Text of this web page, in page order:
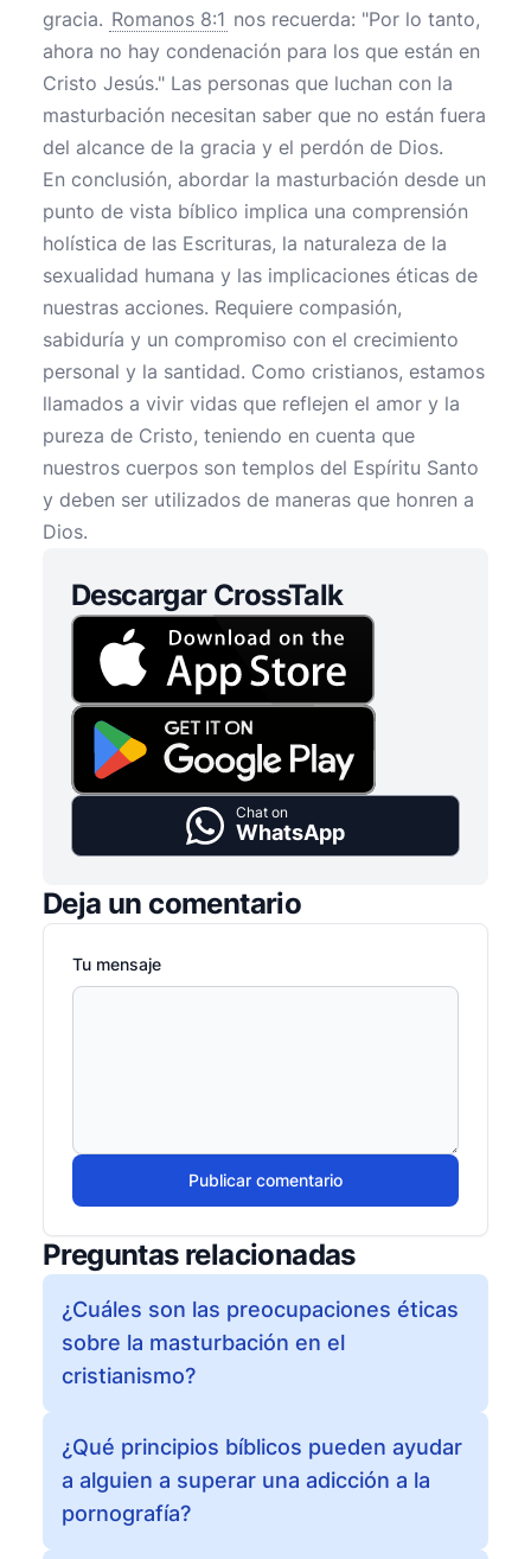
gracia. Romanos 8:1 nos recuerda: "Por lo tanto,
ahora no hay condenación para los que están en
Cristo Jesús." Las personas que luchan con la
masturbación necesitan saber que no están fuera
del alcance de la gracia y el perdón de Dios.
En conclusión, abordar la masturbación desde un
punto de vista bíblico implica una comprensión
holística de las Escrituras, la naturaleza de la
sexualidad humana y las implicaciones éticas de
nuestras acciones. Requiere compasión,
sabiduría y un compromiso con el crecimiento
personal y la santidad. Como cristianos, estamos
llamados a vivir vidas que reflejen el amor y la
pureza de Cristo, teniendo en cuenta que
nuestros cuerpos son templos del Espíritu Santo
y deben ser utilizados de maneras que honren a
Dios.
Descargar CrossTalk
Chat on
WhatsApp
Deja un comentario
Tu mensaje
Publicar comentario
Preguntas relacionadas
¿Cuáles son las preocupaciones éticas
sobre la masturbación en el
cristianismo?
¿Qué principios bíblicos pueden ayudar
a alguien a superar una adicción a la
pornografía?